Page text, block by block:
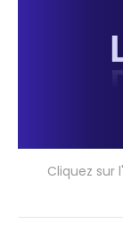
Cliquez